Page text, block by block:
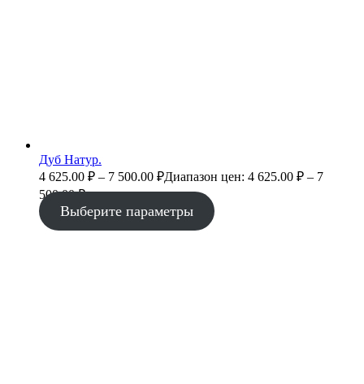
Дуб Натур.
4 625.00 ₽ – 7 500.00 ₽Диапазон цен: 4 625.00 ₽ – 7
500.00 ₽
Выберите параметры